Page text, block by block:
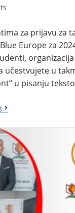
za prijavu za
Europe za
učestvujete u
u pisanju